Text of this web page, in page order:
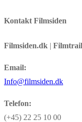
Kontakt Filmsiden
Filmsiden.dk |
Email:
Info@filmsiden.dk
Telefon:
(+45) 22 25 10 00